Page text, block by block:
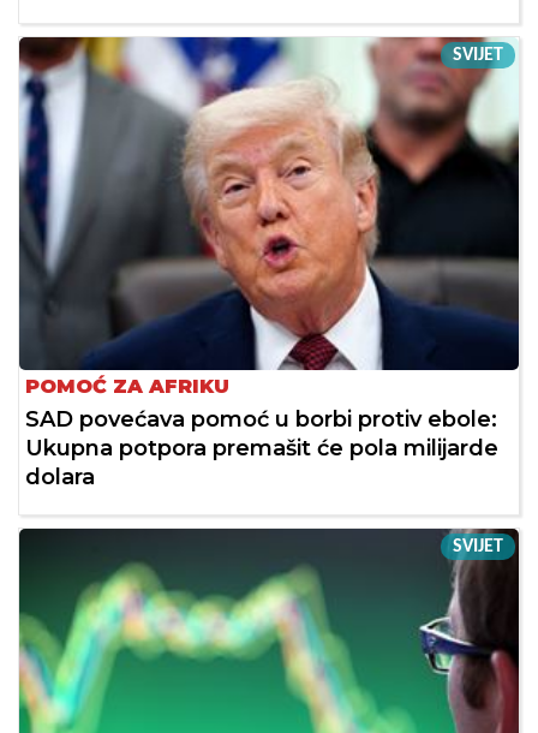
SVIJET
POMOĆ ZA AFRIKU
SAD povećava pomoć u borbi protiv ebole:
Ukupna potpora premašit će pola milijarde
dolara
SVIJET